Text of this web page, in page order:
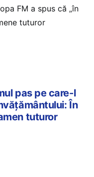
FM a spus că „în
tuturor
pas pe care-l
În
tuturor